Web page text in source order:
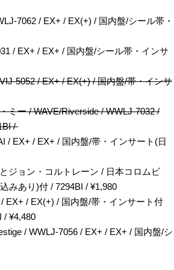
7062 / EX+ / EX(+) / 国内盤/シール帯・
/ EX+ / EX+ / 国内盤/シール帯・インサ
5052 / EX+ / EX(+) / 国内盤/帯・インサ
ミー / WAVE/Riverside / WWLJ-7032 /
/
/ EX+ / EX+ / 国内盤/帯・インサート(日
ジョン・コルトレーン / 日本コロムビ
みあり)付 / 7294BI / ¥1,980
EX+ / EX(+) / 国内盤/帯・インサート付
/ ¥4,480
/ WWLJ-7056 / EX+ / EX+ / 国内盤/シ